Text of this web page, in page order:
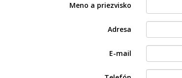
Meno a priezvisko
Adresa
E-mail